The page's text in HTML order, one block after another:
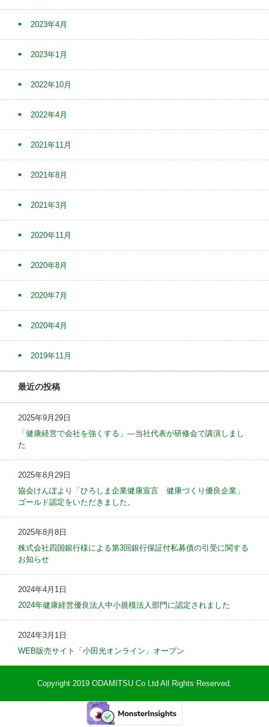
2023年4月
2023年1月
2022年10月
2022年4月
2021年11月
2021年8月
2021年3月
2020年11月
2020年8月
2020年7月
2020年4月
2019年11月
最近の投稿
2025年9月29日
「健康経営で会社を強くする」—当社代表が研修会で講演しまし
た
2025年8月29日
協会けんぽより「ひろしま企業健康宣言 健康づくり優良企業」
ゴールド認定をいただきました。
2025年8月8日
株式会社四国銀行様による第3回銀行保証付私募債の引受に関する
お知らせ
2024年4月1日
2024年健康経営優良法人中小規模法人部門に認定されました
2024年3月1日
WEB販売サイト「小田光オンライン」オープン
Copyright 2019 ODAMITSU Co Ltd All Rights Reserved.